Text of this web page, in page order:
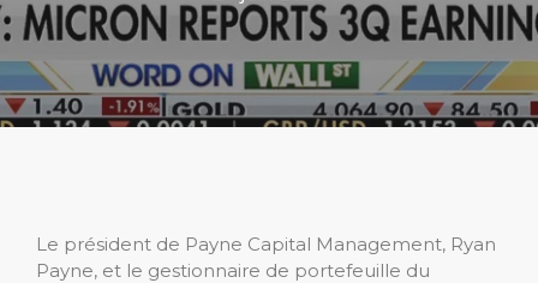
Le président de Payne Capital Management, Ryan
Payne, et le gestionnaire de portefeuille du